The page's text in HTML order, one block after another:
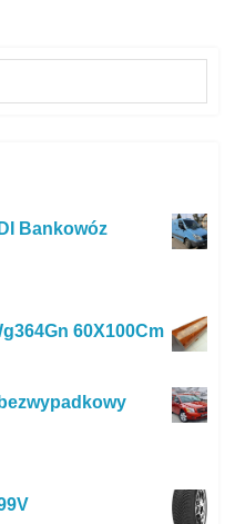
Bankowóz
60X100Cm